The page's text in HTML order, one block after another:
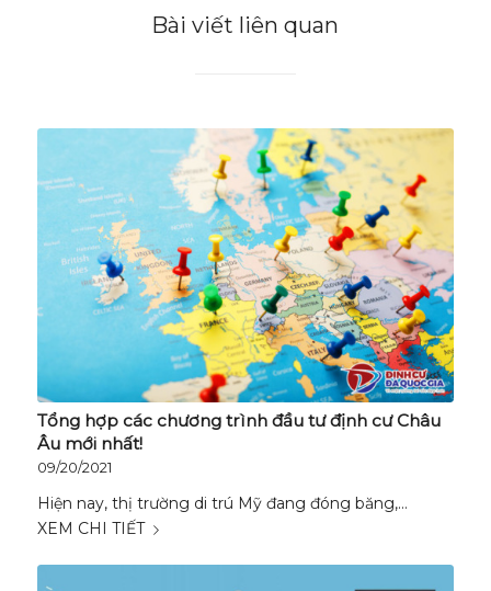
Bài viết liên quan
Tổng hợp các chương trình đầu tư định cư Châu
Âu mới nhất!
09/20/2021
Hiện nay, thị trường di trú Mỹ đang đóng băng,…
XEM CHI TIẾT